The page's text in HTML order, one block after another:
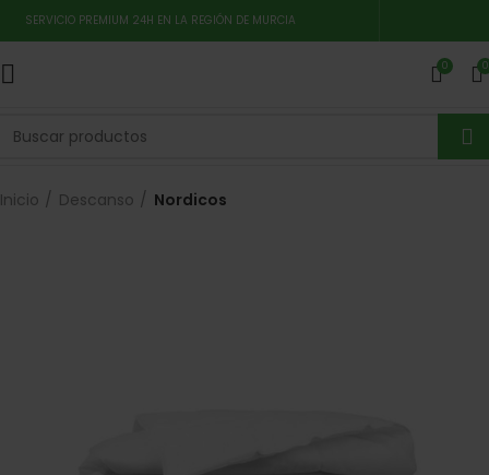
SERVICIO PREMIUM 24H EN LA REGIÓN DE MURCIA
0 0
Inicio Descanso Nordicos